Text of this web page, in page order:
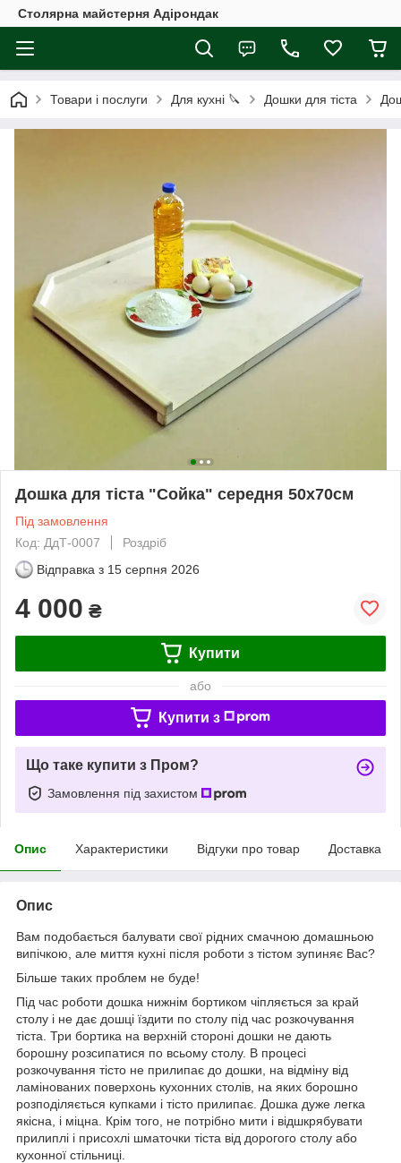
Столярна майстерня Адірондак
Товари і послуги Для кухні 🔪 Дошки для тіста
Дошка для тіста "Сойка" середня 50х70см
Під замовлення
Код: ДдТ-0007
Роздріб
Відправка з 15 серпня 2026
4 000 ₴
Купити
або
Купити з
Що таке купити з Пром?
Замовлення під захистом
Опис Характеристики Відгуки про товар Доставка
Опис
Вам подобається балувати свої рідних смачною домашньою
випічкою, але миття кухні після роботи з тістом зупиняє Вас?
Більше таких проблем не буде!
Під час роботи дошка нижнім бортиком чіпляється за край
столу і не дає дошці їздити по столу під час розкочування
тіста. Три бортика на верхній стороні дошки не дають
борошну розсипатися по всьому столу. В процесі
розкочування тісто не прилипає до дошки, на відміну від
ламінованих поверхонь кухонних столів, на яких борошно
розподіляється купками і тісто прилипає. Дошка дуже легка
якісна, і міцна. Крім того, не потрібно мити і відшкрябувати
прилиплі і присохлі шматочки тіста від дорогого столу або
кухонної стільниці.